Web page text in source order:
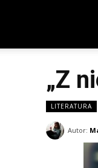
„Z
LITERATURA
Autor: